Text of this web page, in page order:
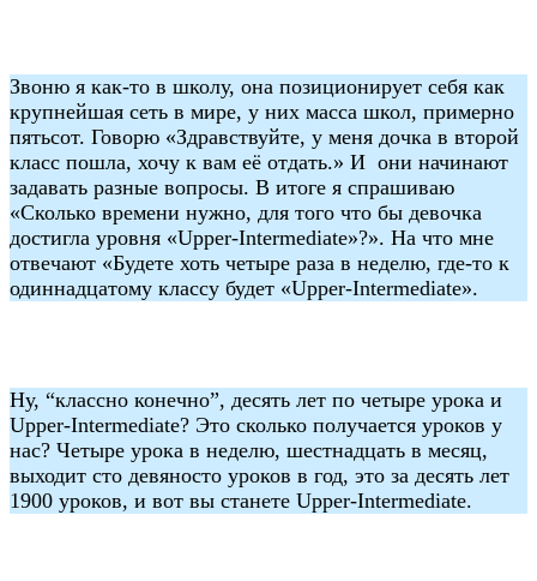
Звоню я как-то в школу, она позиционирует себя как
крупнейшая сеть в мире, у них масса школ, примерно
пятьсот. Говорю «Здравствуйте, у меня дочка в второй
класс пошла, хочу к вам её отдать.» И они начинают
задавать разные вопросы. В итоге я спрашиваю
«Сколько времени нужно, для того что бы девочка
достигла уровня «Upper-Intermediate»?». На что мне
отвечают «Будете хоть четыре раза в неделю, где-то к
одиннадцатому классу будет «Upper-Intermediate».
Ну, “классно конечно”, десять лет по четыре урока и
Upper-Intermediate? Это сколько получается уроков у
нас? Четыре урока в неделю, шестнадцать в месяц,
выходит сто девяносто уроков в год, это за десять лет
1900 уроков, и вот вы станете Upper-Intermediate.